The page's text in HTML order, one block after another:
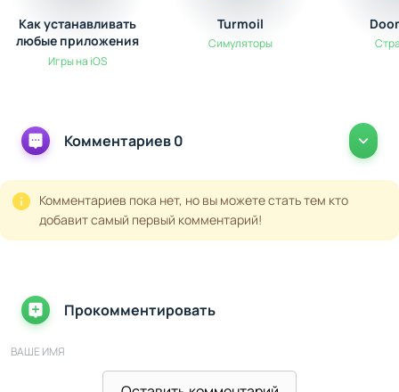
Как устанавливать
любые приложения
на iPhone без App
Игры на iOS
Turmoil
Симуляторы
Комментариев 0
Комментариев пока нет, но вы можете стать тем кто
добавит самый первый комментарий!
Прокомментировать
ВАШЕ ИМЯ